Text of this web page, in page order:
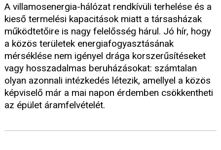
A villamosenergia-hálózat rendkívüli terhelése és a
kieső termelési kapacitások miatt a társasházak
működtetőire is nagy felelősség hárul. Jó hír, hogy
a közös területek energiafogyasztásának
mérséklése nem igényel drága korszerűsítéseket
vagy hosszadalmas beruházásokat: számtalan
olyan azonnali intézkedés létezik, amellyel a közös
képviselő már a mai napon érdemben csökkentheti
az épület áramfelvételét.